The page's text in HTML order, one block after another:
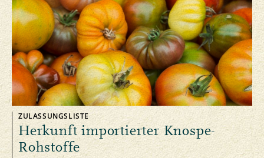
ZULASSUNGSLISTE
Herkunft importierter Knospe-
Rohstoffe